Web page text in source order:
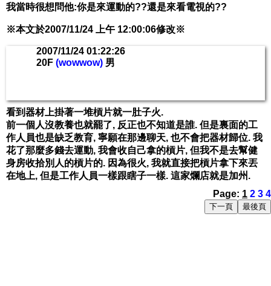
我當時很想問他:你是來運動的??還是來看電視的??
※本文於2007/11/24 上午 12:00:06修改※
2007/11/24 01:22:26
20F (wowwow) 男
看到器材上掛著一堆槓片就一肚子火.
前一個人沒教養也就罷了, 反正也不知道是誰. 但是裏面的工
作人員也是缺乏教育, 寧願在那邊聊天, 也不會把器材歸位. 我
花了那麼多錢去運動, 我會收自己拿的槓片, 但我不是去幫健
身房收拾別人的槓片的. 因為很火, 我就直接把槓片拿下來丟
在地上, 但是工作人員一樣跟瞎子一樣. 這家爛店就是加州.
Page: 1 2 3 4